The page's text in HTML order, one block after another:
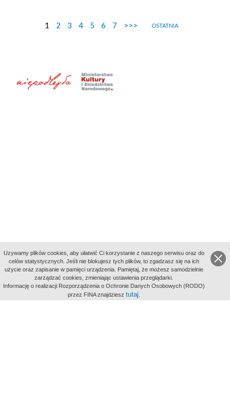
1 2 3 4 5 6 7 >>> OSTATNIA
aktywności
Uzywamy plików cookies, aby ułatwić Ci korzystanie z naszego serwisu oraz do
celów statystycznych. Jeśli nie blokujesz tych plików, to zgadzasz się na ich
użycie oraz zapisanie w pamięci urządzenia. Pamiętaj, że możesz samodzielnie
zarządzać cookies, zmieniając ustawienia przeglądarki.
Informację o realizacji Rozporządzenia o Ochronie Danych Osobowych (RODO)
przez FINA znajdziesz tutaj